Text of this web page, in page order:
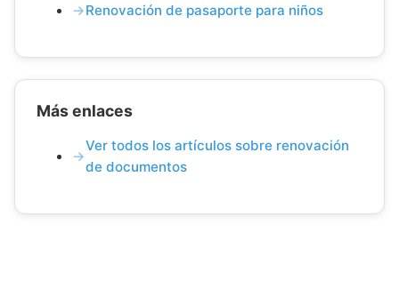
Renovación de pasaporte para niños
Más enlaces
Ver todos los artículos sobre renovación
de documentos